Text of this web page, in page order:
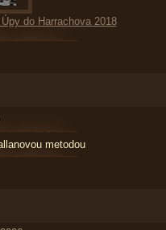
do Harrachova 2018
metodou